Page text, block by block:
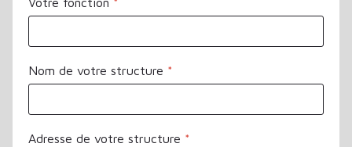
Nom de votre structure *
Adresse de votre structure *